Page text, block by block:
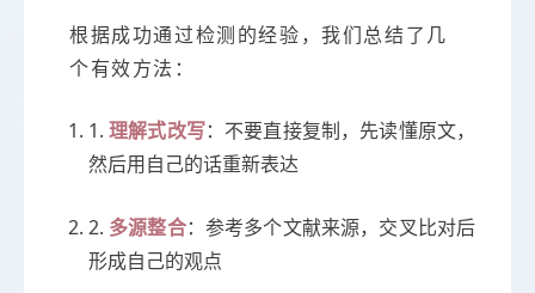
根据成功通过检测的经验，我们总结了几
个有效方法：
1.理解式改写：不要直接复制，先读懂原文，
然后用自己的话重新表达
2. 多源整合：参考多个文献来源，交叉比对后
形成自己的观点